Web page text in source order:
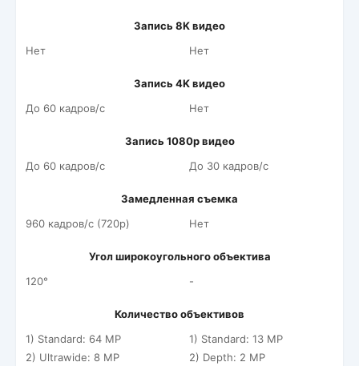
Запись 8K видео
Нет
Нет
Запись 4K видео
До 60 кадров/c
Нет
Запись 1080p видео
До 60 кадров/c
До 30 кадров/c
Замедленная съемка
960 кадров/c (720p)
Нет
Угол широкоугольного объектива
120°
-
Количество объективов
1) Standard: 64 MP
2) Ultrawide: 8 MP
1) Standard: 13 MP
2) Depth: 2 MP